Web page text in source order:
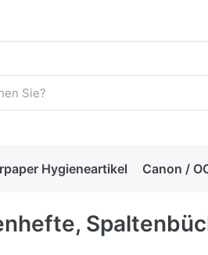
Hygieneartikel Canon /